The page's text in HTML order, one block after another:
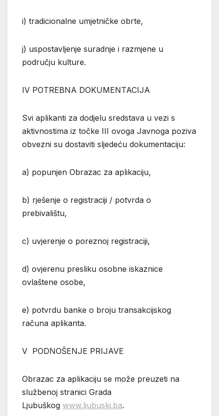
i) tradicionalne umjetničke obrte,
j) uspostavljenje suradnje i razmjene u
području kulture.
IV POTREBNA DOKUMENTACIJA
Svi aplikanti za dodjelu sredstava u vezi s
aktivnostima iz točke III ovoga Javnoga poziva
obvezni su dostaviti sljedeću dokumentaciju:
a) popunjen Obrazac za aplikaciju,
b) rješenje o registraciji / potvrda o
prebivalištu,
c) uvjerenje o poreznoj registraciji,
d) ovjerenu presliku osobne iskaznice
ovlaštene osobe,
e) potvrdu banke o broju transakcijskog
računa aplikanta.
V PODNOŠENJE PRIJAVE
Obrazac za aplikaciju se može preuzeti na
službenoj stranici Grada
Ljubuškog www.ljubuski.ba.